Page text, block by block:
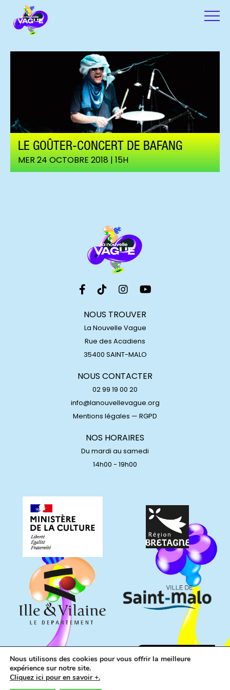
LE GOÛTER-CONCERT DE BAFANG
MER 24 OCTOBRE 2018 | 15H
NOUS TROUVER
La Nouvelle Vague
Rue des Acadiens
35400 SAINT-MALO
NOUS CONTACTER
02 99 19 00 20
info@lanouvellevague.org
Mentions légales — RGPD
NOS HORAIRES
Du mardi au samedi
14h00 - 19h00
Nous utilisons des cookies pour vous offrir la meilleure
expérience sur notre site.
Cliquez ici pour en savoir +.